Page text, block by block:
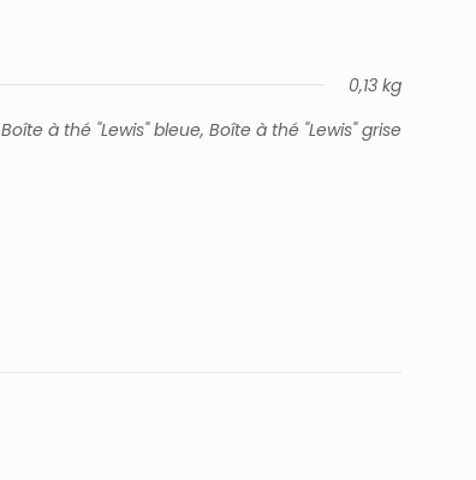
0,13 kg
Boîte à thé "Lewis" bleue, Boîte à thé "Lewis" grise